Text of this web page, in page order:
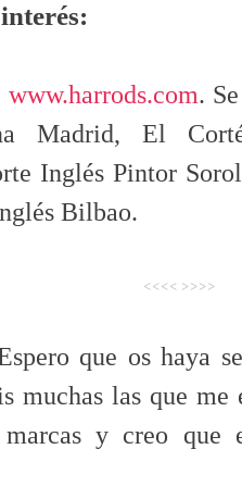
www.harrods.com.
Madrid, El
Inglés Pintor
Bilbao.
<<<< >>>>
que os haya
muchas las que
marcas y creo que